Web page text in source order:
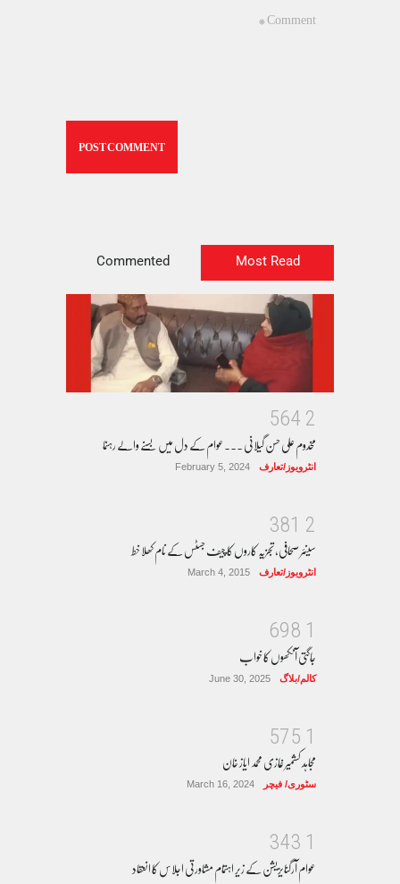
Most Read
Commented
2
4
6
5
مخدوم علی حسن گیلانی ۔۔۔عوام کے دل میں بسنے والے رہنما
انٹرویوز/تعارف February 5, 2024
2
1
8
3
سینئر صحافی، تجزیہ کاروں کا چیف جسٹس کے نام کھلا خط
انٹرویوز/تعارف March 4, 2015
1
8
9
6
جاگتی آنکھوں کا خواب
کالم/بلاگ June 30, 2025
1
5
7
5
مجاہد کشمیر غازی محمد ایاز خان
سٹوری/ فیچر March 16, 2024
1
3
4
3
عوام آرگنایزیشن کے زیر اہتمام مشاورتی اجلاس کا انعقاد